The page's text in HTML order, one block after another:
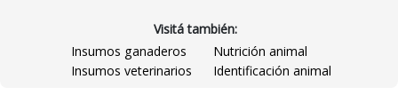
Visitá también:
Insumos ganaderos
Nutrición animal
Insumos veterinarios
Identificación animal